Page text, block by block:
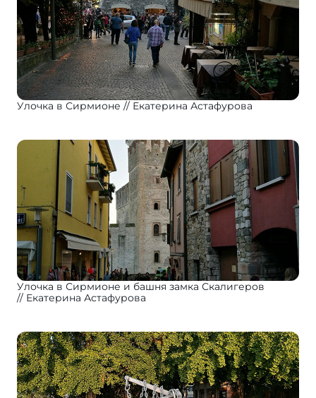
Улочка в Сирмионе Екатерина Астафурова
Улочка в Сирмионе и башня замка Скалигеров
Екатерина Астафурова